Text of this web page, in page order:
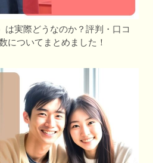
は実際どうなのか？評判・口コ
についてまとめました！